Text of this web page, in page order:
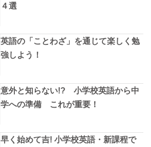
４選
英語の「ことわざ」を通じて楽しく勉
強しよう！
意外と知らない!? 小学校英語から中
学への準備 これが重要！
早く始めて吉! 小学校英語・新課程で